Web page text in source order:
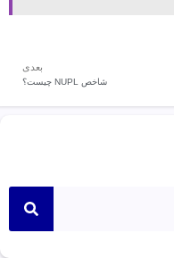
بعدی
شاخص NUPL چیست؟